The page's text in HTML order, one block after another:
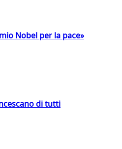
Nobel per la pace»
di tutti